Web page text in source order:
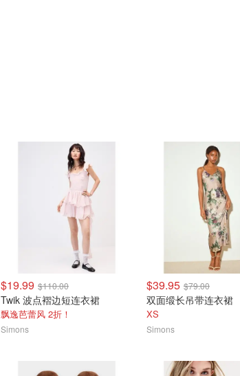
$19.99 $110.00
Twik 波点褶边短连衣裙
飘逸芭蕾风 2折！
Simons
$39.95 $79.00
双面缎长吊带连衣裙
XS
Simons